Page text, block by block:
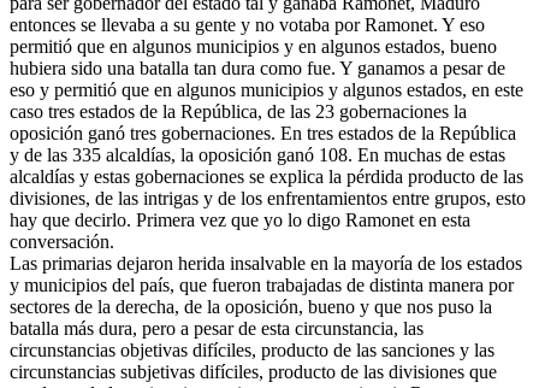
entonces se llevaba a su gente y no votaba por Ramonet. Y eso
permitió que en algunos municipios y en algunos estados, bueno
hubiera sido una batalla tan dura como fue. Y ganamos a pesar de
eso y permitió que en algunos municipios y algunos estados, en este
caso tres estados de la República, de las 23 gobernaciones la
oposición ganó tres gobernaciones. En tres estados de la República
y de las 335 alcaldías, la oposición ganó 108. En muchas de estas
alcaldías y estas gobernaciones se explica la pérdida producto de las
divisiones, de las intrigas y de los enfrentamientos entre grupos, esto
hay que decirlo. Primera vez que yo lo digo Ramonet en esta
conversación.
Las primarias dejaron herida insalvable en la mayoría de los estados
y municipios del país, que fueron trabajadas de distinta manera por
sectores de la derecha, de la oposición, bueno y que nos puso la
batalla más dura, pero a pesar de esta circunstancia, las
circunstancias objetivas difíciles, producto de las sanciones y las
circunstancias subjetivas difíciles, producto de las divisiones que